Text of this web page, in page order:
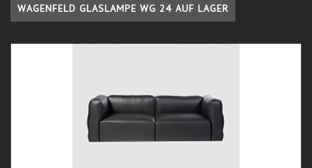
WAGENFELD GLASLAMPE WG 24 AUF LAGER